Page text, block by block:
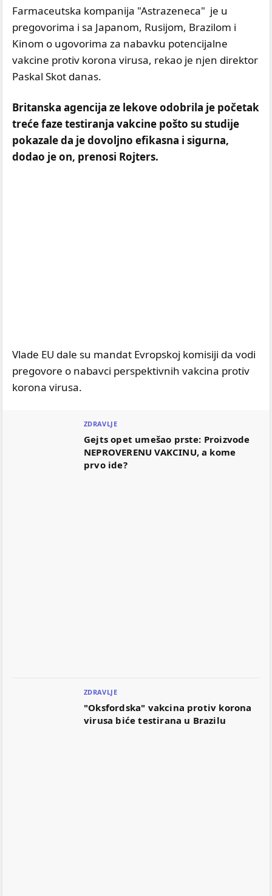
Farmaceutska kompanija "Astrazeneca" je u
pregovorima i sa Japanom, Rusijom, Brazilom i
Kinom o ugovorima za nabavku potencijalne
vakcine protiv korona virusa, rekao je njen direktor
Paskal Skot danas.
Britanska agencija ze lekove odobrila je početak
treće faze testiranja vakcine pošto su studije
pokazale da je dovoljno efikasna i sigurna,
dodao je on, prenosi Rojters.
Vlade EU dale su mandat Evropskoj komisiji da vodi
pregovore o nabavci perspektivnih vakcina protiv
korona virusa.
ZDRAVLJE
Gejts opet umešao prste: Proizvode
NEPROVERENU VAKCINU, a kome
prvo ide?
ZDRAVLJE
"Oksfordska" vakcina protiv korona
virusa biće testirana u Brazilu